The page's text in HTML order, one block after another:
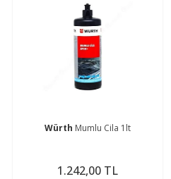
Würth Mumlu Cila 1lt
1.242,00 TL